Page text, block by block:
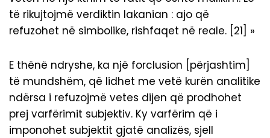
të rikujtojmë verdiktin lakanian : ajo që
refuzohet në simbolike, rishfaqet në reale. [21] »
E thënë ndryshe, ka një forclusion [përjashtim]
të mundshëm, që lidhet me vetë kurën analitike
ndërsa i refuzojmë vetes dijen që prodhohet
prej varfërimit subjektiv. Ky varfërim që i
imponohet subjektit gjatë analizës, sjell